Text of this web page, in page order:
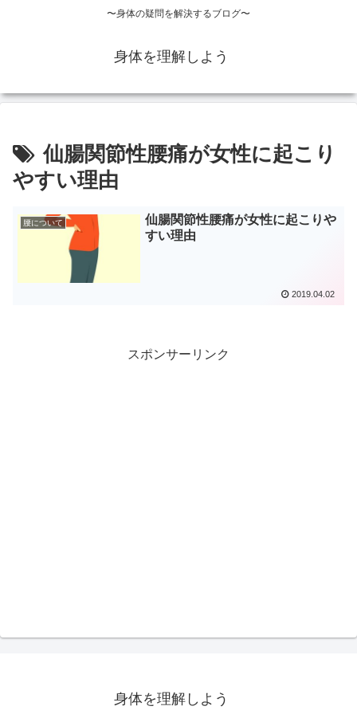
〜身体の疑問を解決するブログ〜
身体を理解しよう
仙腸関節性腰痛が女性に起こり
やすい理由
腰について
仙腸関節性腰痛が女性に起こりや
すい理由
2019.04.02
スポンサーリンク
身体を理解しよう